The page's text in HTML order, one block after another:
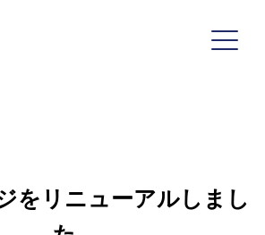
をリニューアルしまし